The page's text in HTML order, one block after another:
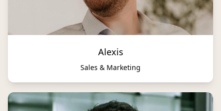
Alexis
Sales & Marketing